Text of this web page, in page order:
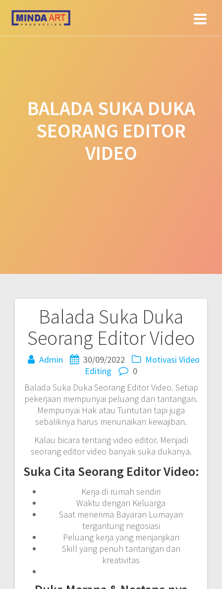
BALADA SUKA DUKA
SEORANG EDITOR
VIDEO
Balada Suka Duka
Seorang Editor Video
Admin 30/09/2022 Motivasi Video
Editing
0
Balada Suka Duka Seorang Editor Video. Setiap
pekerjaan mempunyai peluang dan tantangan.
Mempunyai Hak atau Tuntutan tapi juga
sebaliknya harus menunaikan kewajiban.
Kalau bicara tentang video editor. Menjadi
seorang editor video banyak suka dukanya.
Suka Cita Seorang Editor Video:
Kerja di rumah sendiri
Waktu dengan Keluarga
Saat menerima Bayaran Lumayan
tergantung negosiasi
Peluang kerja yang menjanjikan
Skill yang penuh tantangan dan
kreativitas
Post
navigation